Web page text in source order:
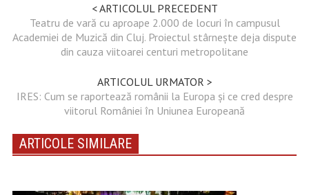
< ARTICOLUL PRECEDENT
Teatru de vară cu aproape 2.000 de locuri în campusul
Academiei de Muzică din Cluj. Proiectul stârnește deja dispute
din cauza viitoarei centuri metropolitane
ARTICOLUL URMATOR >
IRES: Cum se raportează românii la Europa și ce cred despre
viitorul României în Uniunea Europeană
ARTICOLE SIMILARE